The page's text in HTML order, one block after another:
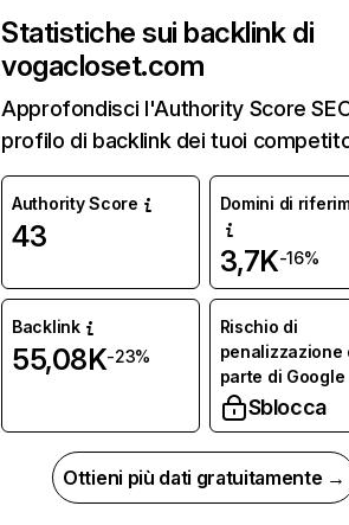
Statistiche sui backlink di
vogacloset.com
Approfondisci l'Authority Score
profilo di backlink dei tuoi
Authority Score
43
Domini di
3,7K-16%
Backlink
55,08K-23%
Rischio di
penalizzazione
parte di Google
Sblocca
Ottieni più dati gratuitamente →